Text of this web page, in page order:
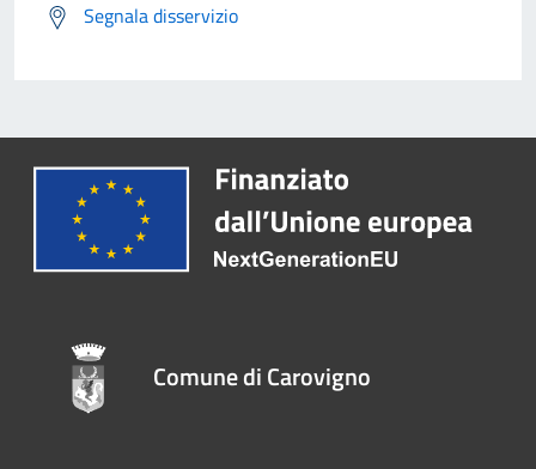
Segnala disservizio
Comune di Carovigno